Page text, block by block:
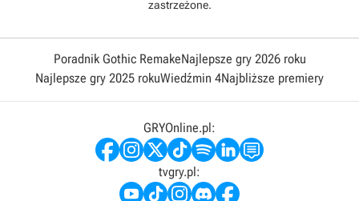
zastrzeżone.
Poradnik Gothic RemakeNajlepsze gry 2026 roku
Najlepsze gry 2025 rokuWiedźmin 4Najbliższe premiery
GRYOnline.pl:
tvgry.pl: